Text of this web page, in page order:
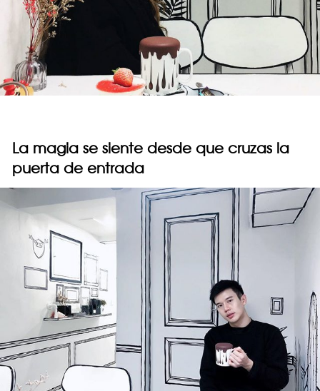
La magia se siente desde que cruzas la
puerta de entrada